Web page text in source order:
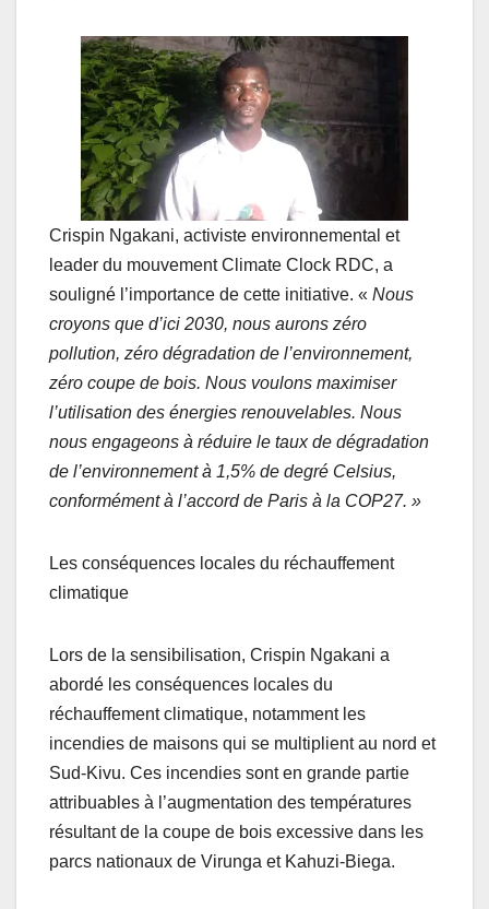
Crispin Ngakani, activiste environnemental et
leader du mouvement Climate Clock RDC, a
souligné l’importance de cette initiative. « Nous
croyons que d’ici 2030, nous aurons zéro
pollution, zéro dégradation de l’environnement,
zéro coupe de bois. Nous voulons maximiser
l’utilisation des énergies renouvelables. Nous
nous engageons à réduire le taux de dégradation
de l’environnement à 1,5% de degré Celsius,
conformément à l’accord de Paris à la COP27. »
Les conséquences locales du réchauffement
climatique
Lors de la sensibilisation, Crispin Ngakani a
abordé les conséquences locales du
réchauffement climatique, notamment les
incendies de maisons qui se multiplient au nord et
Sud-Kivu. Ces incendies sont en grande partie
attribuables à l’augmentation des températures
résultant de la coupe de bois excessive dans les
parcs nationaux de Virunga et Kahuzi-Biega.